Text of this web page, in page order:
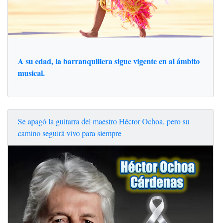
A su edad, la barranquillera sigue vigente en al ámbito
musical.
Se apagó la guitarra del maestro Héctor Ochoa, pero su
camino seguirá vivo para siempre